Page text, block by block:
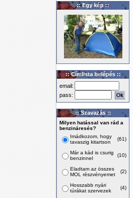
:: Egy kép ::
:: Címlista belépés ::
email:
pass:
:: Szavazás ::
Milyen hatással van rád a
benzináresés?
Imádkozom, hogy
tavaszig kitartson
(61)
Már a kád is csurig
benzinnel
(10)
Eladtam az összes
MOL részvényemet
(2)
Hosszabb nyári
túrákat szervezek
(4)